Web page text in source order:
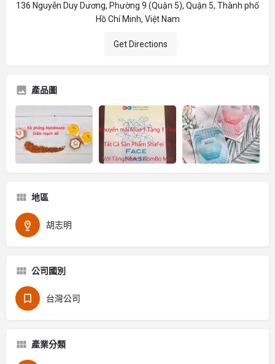
136 Nguyễn Duy Dương, Phường 9 (Quận 5), Quận 5, Thành phố
Hồ Chí Minh, Việt Nam
Get Directions
產品圖
地區
胡志明
公司國別
台灣公司
產業分類